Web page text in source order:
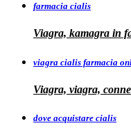
farmacia cialis
Viagra, kamagra in
viagra cialis farmacia
Viagra, viagra,
dove acquistare cialis